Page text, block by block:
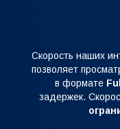
Скорость наших
позволяет
в формате
задержек.